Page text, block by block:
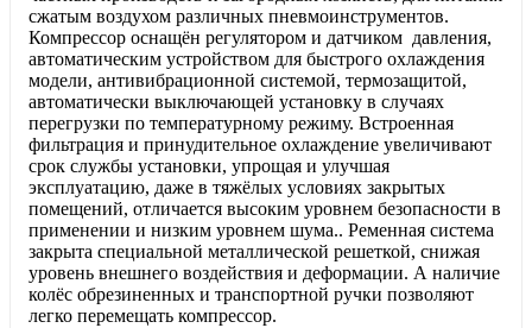
сжатым воздухом различных пневмоинструментов.
Компрессор оснащён регулятором и датчиком давления,
автоматическим устройством для быстрого охлаждения
модели, антивибрационной системой, термозащитой,
автоматически выключающей установку в случаях
перегрузки по температурному режиму. Встроенная
фильтрация и принудительное охлаждение увеличивают
срок службы установки, упрощая и улучшая
эксплуатацию, даже в тяжёлых условиях закрытых
помещений, отличается высоким уровнем безопасности в
применении и низким уровнем шума.. Ременная система
закрыта специальной металлической решеткой, снижая
уровень внешнего воздействия и деформации. А наличие
колёс обрезиненных и транспортной ручки позволяют
легко перемещать компрессор.